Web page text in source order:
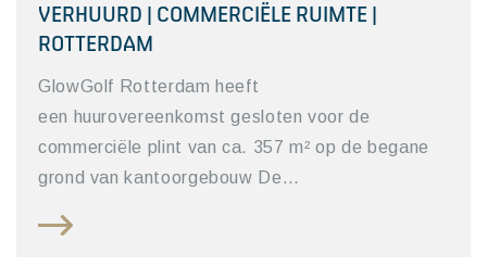
VERHUURD | COMMERCIËLE RUIMTE |
ROTTERDAM
GlowGolf Rotterdam heeft
een huurovereenkomst gesloten voor de
commerciële plint van ca. 357 m² op de begane
grond van kantoorgebouw De…